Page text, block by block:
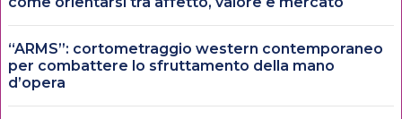
“ARMS”: cortometraggio western contemporaneo
per combattere lo sfruttamento della mano
d’opera